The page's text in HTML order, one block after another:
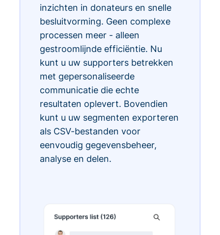
inzichten in donateurs en snelle
besluitvorming. Geen complexe
processen meer - alleen
gestroomlijnde efficiëntie. Nu
kunt u uw supporters betrekken
met gepersonaliseerde
communicatie die echte
resultaten oplevert. Bovendien
kunt u uw segmenten exporteren
als CSV-bestanden voor
eenvoudig gegevensbeheer,
analyse en delen.